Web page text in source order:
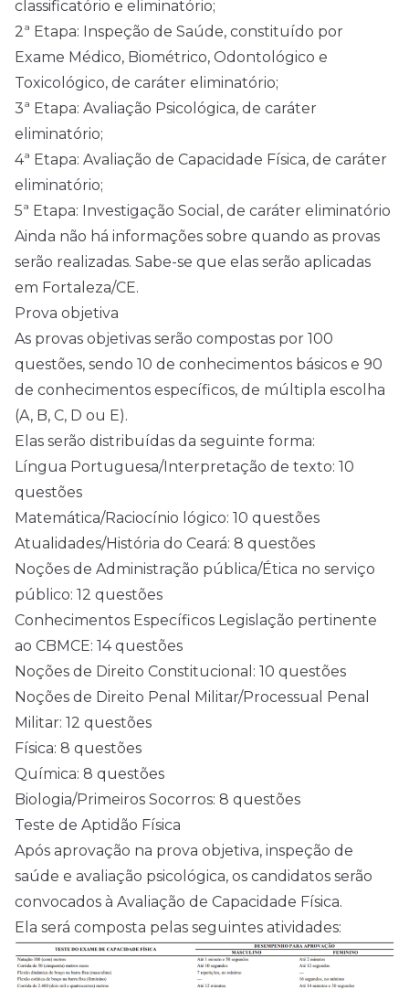
classificatório e eliminatório;
2ª Etapa: Inspeção de Saúde, constituído por
Exame Médico, Biométrico, Odontológico e
Toxicológico, de caráter eliminatório;
3ª Etapa: Avaliação Psicológica, de caráter
eliminatório;
4ª Etapa: Avaliação de Capacidade Física, de caráter
eliminatório;
5ª Etapa: Investigação Social, de caráter eliminatório
Ainda não há informações sobre quando as provas
serão realizadas. Sabe-se que elas serão aplicadas
em Fortaleza/CE.
Prova objetiva
As provas objetivas serão compostas por 100
questões, sendo 10 de conhecimentos básicos e 90
de conhecimentos específicos, de múltipla escolha
(A, B, C, D ou E).
Elas serão distribuídas da seguinte forma:
Língua Portuguesa/Interpretação de texto: 10
questões
Matemática/Raciocínio lógico: 10 questões
Atualidades/História do Ceará: 8 questões
Noções de Administração pública/Ética no serviço
público: 12 questões
Conhecimentos Específicos Legislação pertinente
ao CBMCE: 14 questões
Noções de Direito Constitucional: 10 questões
Noções de Direito Penal Militar/Processual Penal
Militar: 12 questões
Física: 8 questões
Química: 8 questões
Biologia/Primeiros Socorros: 8 questões
Teste de Aptidão Física
Após aprovação na prova objetiva, inspeção de
saúde e avaliação psicológica, os candidatos serão
convocados à Avaliação de Capacidade Física.
Ela será composta pelas seguintes atividades: